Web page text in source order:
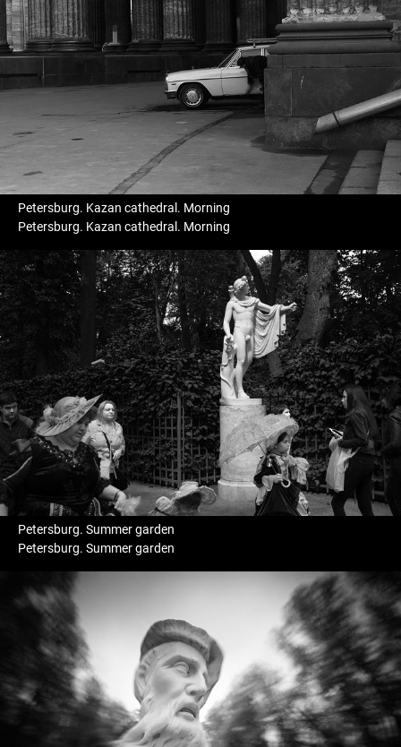
Petersburg. Kazan cathedral. Morning
Petersburg. Kazan cathedral. Morning
Petersburg. Summer garden
Petersburg. Summer garden